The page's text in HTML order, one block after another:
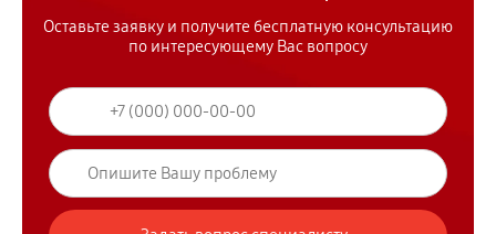
Оставьте заявку и получите бесплатную консультацию
по интересующему Вас вопросу